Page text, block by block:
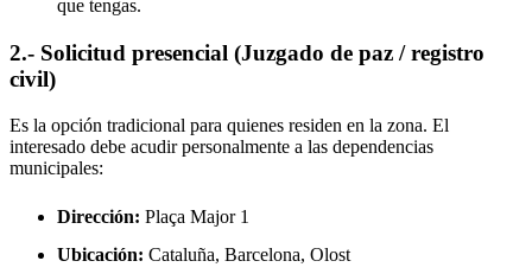
que tengas.
2.- Solicitud presencial (Juzgado de paz / registro
civil)
Es la opción tradicional para quienes residen en la zona. El
interesado debe acudir personalmente a las dependencias
municipales:
Dirección: Plaça Major 1
Ubicación: Cataluña, Barcelona, Olost